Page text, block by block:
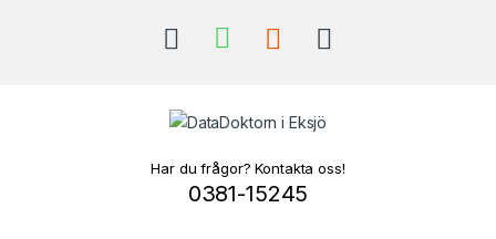
Har du frågor? Kontakta oss!
0381-15245